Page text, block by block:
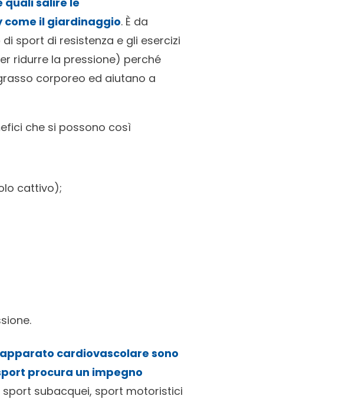
come il giardinaggio. È da
sport di resistenza e gli esercizi
ridurre la pressione) perché
corporeo ed aiutano a
che si possono così
cattivo);
cardiovascolare sono
procura un impegno
subacquei, sport motoristici